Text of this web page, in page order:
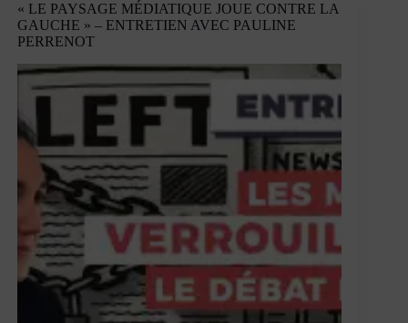
sexe
pour
une
classe
politique
défaillante
« LE PAYSAGE MÉDIATIQUE JOUE CONTRE LA
GAUCHE » – ENTRETIEN AVEC PAULINE
PERRENOT